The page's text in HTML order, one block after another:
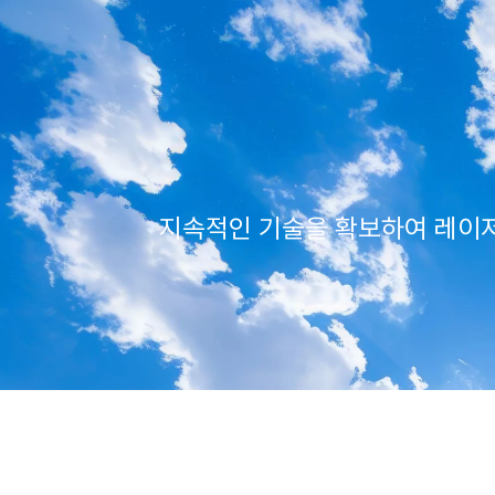
지속적인 기술을 확보하여 레이